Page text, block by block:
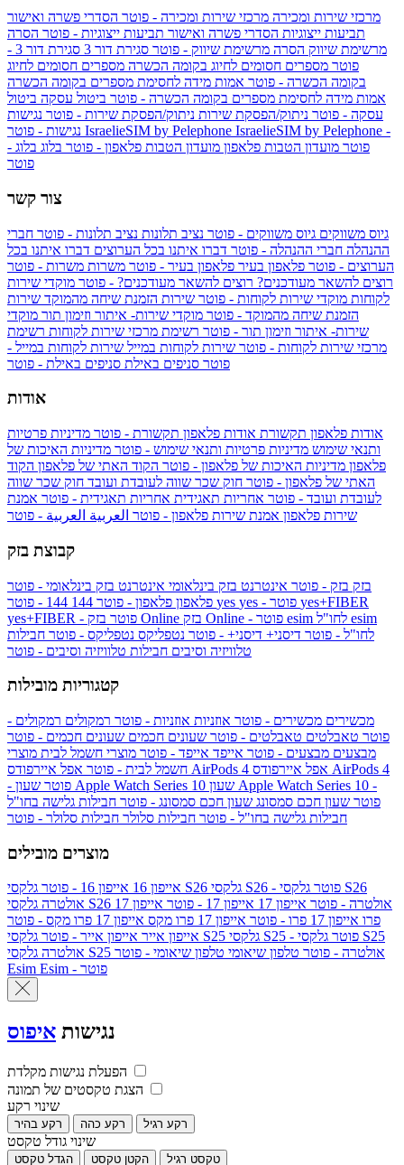
מרכזי שירות ומכירה מרכזי שירות ומכירה - פוטר הסדרי פשרה ואישור
תביעות ייצוגיות הסדרי פשרה ואישור תביעות ייצוגיות - פוטר הסרה
מרשימת שיווק הסרה מרשימת שיווק - פוטר סגירת דור 3
סגירת דור 3 -
פוטר מספרים חסומים לחיוג בקומה הכשרה מספרים חסומים לחיוג
בקומה הכשרה - פוטר אמות מידה לחסימת מספרים בקומה הכשרה
אמות מידה לחסימת מספרים בקומה הכשרה - פוטר ביטול עסקה ביטול
עסקה - פוטר ניתוק/הפסקת שירות ניתוק/הפסקת שירות - פוטר נגישות
IsraelieSIM by Pelephone IsraelieSIM by Pelephone -
פוטר מועדון הטבות פלאפון מועדון הטבות פלאפון - פוטר בלוג בלוג -
פוטר
צור קשר
גיוס משווקים גיוס משווקים - פוטר נציב תלונות נציב תלונות - פוטר חברי
ההנהלה חברי ההנהלה - פוטר דברו איתנו בכל הערוצים דברו איתנו בכל
הערוצים - פוטר פלאפון בעיר פלאפון בעיר - פוטר משרות משרות - פוטר
רוצים להשאר מעודכנים? רוצים להשאר מעודכנים? - פוטר מוקדי שירות
לקוחות מוקדי שירות לקוחות - פוטר שירות הזמנת שיחה מהמוקד שירות
הזמנת שיחה מהמוקד - פוטר מוקדי שירות- איתור וזימון תור מוקדי
שירות- איתור וזימון תור - פוטר רשימת מרכזי שירות לקוחות רשימת
מרכזי שירות לקוחות - פוטר שירות לקוחות במייל שירות לקוחות במייל -
פוטר סניפים באילת סניפים באילת - פוטר
אודות
אודות פלאפון תקשורת אודות פלאפון תקשורת - פוטר מדיניות פרטיות
ותנאי שימוש מדיניות פרטיות ותנאי שימוש - פוטר מדיניות האיכות של
פלאפון מדיניות האיכות של פלאפון - פוטר הקוד האתי של פלאפון הקוד
האתי של פלאפון - פוטר חוק שכר שווה לעובדת ועובד חוק שכר שווה
לעובדת ועובד - פוטר אחריות תאגידית אחריות תאגידית - פוטר אמנת
שירות פלאפון אמנת שירות פלאפון - פוטר العربية العربية - פוטר
קבוצת בזק
בזק בזק - פוטר אינטרנט בזק בינלאומי אינטרנט בזק בינלאומי - פוטר
פלאפון פלאפון - פוטר 144 yes
yes+FIBER
yes+FIBER - פוטר בזק Online
esim
לחו"ל - פוטר דיסני+ דיסני+ - פוטר נטפליקס נטפליקס - פוטר חבילות
טלוויזיה וסיבים חבילות טלוויזיה וסיבים - פוטר
קטגוריות מובילות
מכשירים מכשירים - פוטר אוזניות אוזניות - פוטר רמקולים רמקולים -
פוטר טאבלטים טאבלטים - פוטר שעונים חכמים שעונים חכמים - פוטר
מבצעים מבצעים - פוטר אייפד אייפד - פוטר מוצרי חשמל לבית מוצרי
חשמל לבית - פוטר אפל איירפודס AirPods 4 אפל איירפודס AirPods 4
- פוטר שעון Apple Watch Series 10 שעון Apple Watch Series 10 -
פוטר שעון חכם סמסונג שעון חכם סמסונג - פוטר חבילות גלישה בחו"ל
חבילות גלישה בחו"ל - פוטר חבילות סלולר חבילות סלולר - פוטר
מוצרים מובילים
אייפון 16 אייפון 16 - פוטר גלקסי S26 גלקסי S26 - פוטר גלקסי S26
אולטרה
גלקסי S26 אולטרה - פוטר אייפון 17 אייפון 17 - פוטר
אייפון 17
פרו אייפון 17 פרו - פוטר אייפון 17 פרו מקס
אייפון 17 פרו מקס - פוטר
אייפון אייר אייפון אייר - פוטר גלקסי S25 גלקסי S25 - פוטר גלקסי S25
אולטרה
גלקסי S25 אולטרה - פוטר טלפון שיאומי טלפון שיאומי - פוטר
Esim
Esim - פוטר
נגישות איפוס
הפעלת נגישות מקלדת
הצגת טקסטים של תמונה
שינוי רקע
רקע בהיר רקע כהה רקע רגיל
שינוי גודל טקסט
הגדל טקסט הקטן טקסט טקסט רגיל